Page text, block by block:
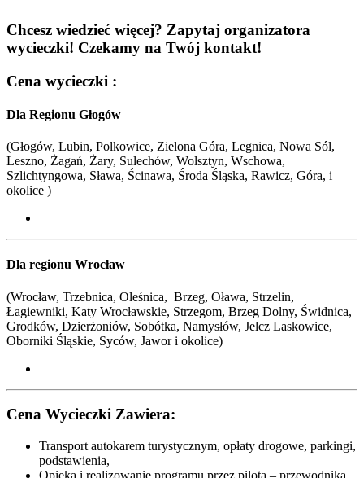
Chcesz wiedzieć więcej? Zapytaj organizatora
wycieczki! Czekamy na Twój kontakt!
Cena wycieczki :
Dla Regionu Głogów
(Głogów, Lubin, Polkowice, Zielona Góra, Legnica, Nowa Sól,
Leszno, Żagań, Żary, Sulechów, Wolsztyn, Wschowa,
Szlichtyngowa, Sława, Ścinawa, Środa Śląska, Rawicz, Góra, i
okolice )
Dla regionu Wrocław
(Wrocław, Trzebnica, Oleśnica, Brzeg, Oława, Strzelin,
Łagiewniki, Katy Wrocławskie, Strzegom, Brzeg Dolny, Świdnica,
Grodków, Dzierżoniów, Sobótka, Namysłów, Jelcz Laskowice,
Oborniki Śląskie, Syców, Jawor i okolice)
Cena Wycieczki Zawiera:
Transport autokarem turystycznym, opłaty drogowe, parkingi,
podstawienia,
Opieka i realizowanie programu przez pilota – przewodnika,